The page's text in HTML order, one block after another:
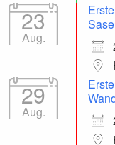
23
Aug.
29
Aug.